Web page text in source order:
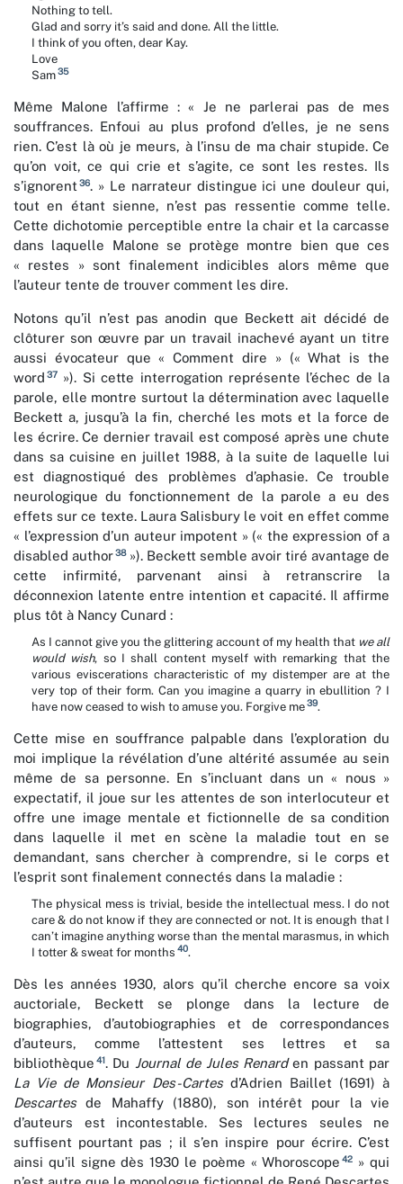
Nothing to tell.
Glad and sorry it’s said and done. All the little.
I think of you often, dear Kay.
Love
Sam35
Même Malone l’affirme : « Je ne parlerai pas de mes
souffrances. Enfoui au plus profond d’elles, je ne sens
rien. C’est là où je meurs, à l’insu de ma chair stupide. Ce
qu’on voit, ce qui crie et s’agite, ce sont les restes. Ils
s’ignorent 36. » Le narrateur distingue ici une douleur qui,
tout en étant sienne, n’est pas ressentie comme telle.
Cette dichotomie perceptible entre la chair et la carcasse
dans laquelle Malone se protège montre bien que ces
« restes » sont finalement indicibles alors même que
l’auteur tente de trouver comment les dire.
Notons qu’il n’est pas anodin que Beckett ait décidé de
clôturer son œuvre par un travail inachevé ayant un titre
aussi évocateur que « Comment dire » (« What is the
word 37 »). Si cette interrogation représente l’échec de la
parole, elle montre surtout la détermination avec laquelle
Beckett a, jusqu’à la fin, cherché les mots et la force de
les écrire. Ce dernier travail est composé après une chute
dans sa cuisine en juillet 1988, à la suite de laquelle lui
est diagnostiqué des problèmes d’aphasie. Ce trouble
neurologique du fonctionnement de la parole a eu des
effets sur ce texte. Laura Salisbury le voit en effet comme
« l’expression d’un auteur impotent » (« the expression of a
disabled author38»). Beckett semble avoir tiré avantage de
cette infirmité, parvenant ainsi à retranscrire la
déconnexion latente entre intention et capacité. Il affirme
plus tôt à Nancy Cunard :
As I cannot give you the glittering account of my health that we all
would wish, so I shall content myself with remarking that the
various eviscerations characteristic of my distemper are at the
very top of their form. Can you imagine a quarry in ebullition ? I
have now ceased to wish to amuse you. Forgive me39.
Cette mise en souffrance palpable dans l’exploration du
moi implique la révélation d’une altérité assumée au sein
même de sa personne. En s’incluant dans un « nous »
expectatif, il joue sur les attentes de son interlocuteur et
offre une image mentale et fictionnelle de sa condition
dans laquelle il met en scène la maladie tout en se
demandant, sans chercher à comprendre, si le corps et
l’esprit sont finalement connectés dans la maladie :
The physical mess is trivial, beside the intellectual mess. I do not
care & do not know if they are connected or not. It is enough that I
can’t imagine anything worse than the mental marasmus, in which
I totter & sweat for months 40.
Dès les années 1930, alors qu’il cherche encore sa voix
auctoriale, Beckett se plonge dans la lecture de
biographies, d’autobiographies et de correspondances
d’auteurs, comme l’attestent ses lettres et sa
bibliothèque 41. Du Journal de Jules Renarden passant par
La Vie de Monsieur Des-Cartesd’Adrien Baillet (1691) à
Descartesde Mahaffy (1880), son intérêt pour la vie
d’auteurs est incontestable. Ses lectures seules ne
suffisent pourtant pas ; il s’en inspire pour écrire. C’est
ainsi qu’il signe dès 1930 le poème « Whoroscope 42 » qui